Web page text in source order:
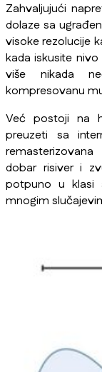
Zahvaljujući
dolaze sa
visoke rezolucije
kada iskusite
više nikada
kompresovanu
Već postoji na
preuzeti sa
dobar risiver i
potpuno u klasi
mnogim